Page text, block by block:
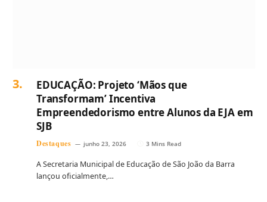
EDUCAÇÃO: Projeto ‘Mãos que
Transformam’ Incentiva
Empreendedorismo entre Alunos da EJA em
SJB
Destaques junho 23, 2026 3 Mins Read
A Secretaria Municipal de Educação de São João da Barra
lançou oficialmente,…